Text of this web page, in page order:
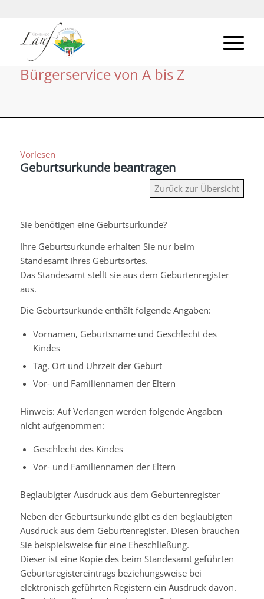
Bürgerservice von A bis Z
Vorlesen
Geburtsurkunde beantragen
Zurück zur Übersicht
Sie benötigen eine Geburtsurkunde?
Ihre Geburtsurkunde erhalten Sie nur beim
Standesamt Ihres Geburtsortes.
Das Standesamt stellt sie aus dem Geburtenregister
aus.
Die Geburtsurkunde enthält folgende Angaben:
Vornamen, Geburtsname und Geschlecht des
Kindes
Tag, Ort und Uhrzeit der Geburt
Vor- und Familiennamen der Eltern
Hinweis: Auf Verlangen werden folgende Angaben
nicht aufgenommen:
Geschlecht des Kindes
Vor- und Familiennamen der Eltern
Beglaubigter Ausdruck aus dem Geburtenregister
Neben der Geburtsurkunde gibt es den beglaubigten
Ausdruck aus dem Geburtenregister. Diesen brauchen
Sie beispielsweise für eine Eheschließung.
Dieser ist eine Kopie des beim Standesamt geführten
Geburtsregistereintrags beziehungsweise bei
elektronisch geführten Registern ein Ausdruck davon.